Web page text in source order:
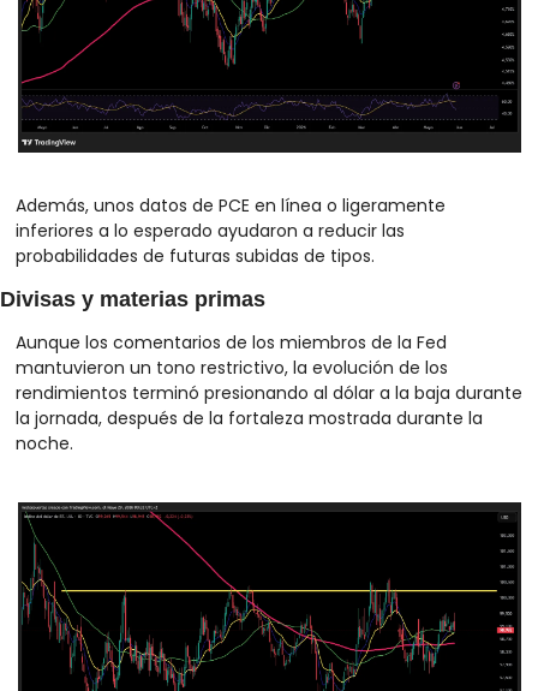
Además, unos datos de PCE en línea o ligeramente
inferiores a lo esperado ayudaron a reducir las
probabilidades de futuras subidas de tipos.
Divisas y materias primas
Aunque los comentarios de los miembros de la Fed
mantuvieron un tono restrictivo, la evolución de los
rendimientos terminó presionando al dólar a la baja durante
la jornada, después de la fortaleza mostrada durante la
noche.